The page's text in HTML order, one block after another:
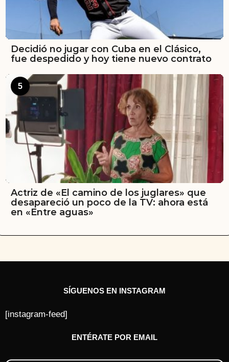
Decidió no jugar con Cuba en el Clásico,
fue despedido y hoy tiene nuevo contrato
5
Actriz de «El camino de los juglares» que
desapareció un poco de la TV: ahora está
en «Entre aguas»
SÍGUENOS EN INSTAGRAM
[instagram-feed]
ENTÉRATE POR EMAIL